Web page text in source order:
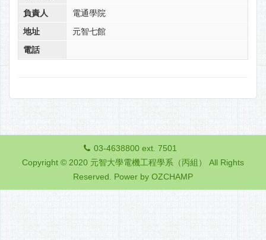
負責人
電通學院
地址
元智七館
電話
03-4638800 ext. 7501
Copyright © 2020 元智大學電機工程學系（丙組） All Rights
Reserved. Power by OZCHAMP